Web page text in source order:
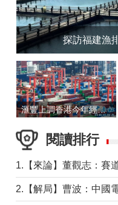
探訪福建漁
滙豐上調香港今年經濟增長預測至4.5%
閱讀排行
1.【來論】董觀志：賽